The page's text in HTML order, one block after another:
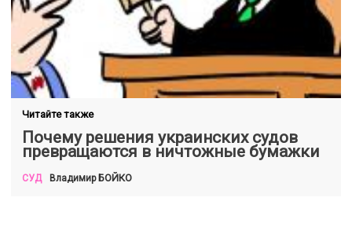
Читайте также
Почему решения украинских судов
превращаются в ничтожные бумажки
СУД ВладимирБОЙКО